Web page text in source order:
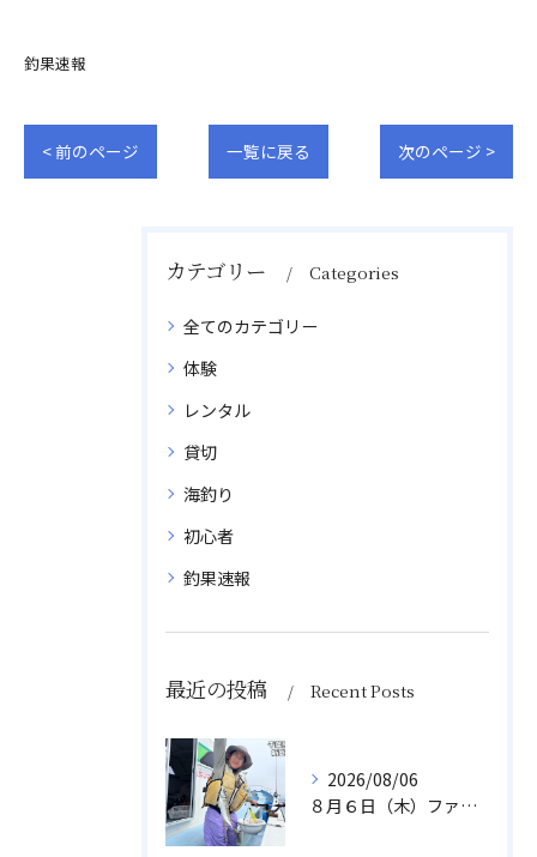
釣果速報
< 前のページ 一覧に戻る 次のページ >
カテゴリー Categories
全てのカテゴリー
体験
レンタル
貸切
海釣り
初心者
釣果速報
最近の投稿 Recent Posts
2026/08/06
８月６日（木）ファミリフィッシング